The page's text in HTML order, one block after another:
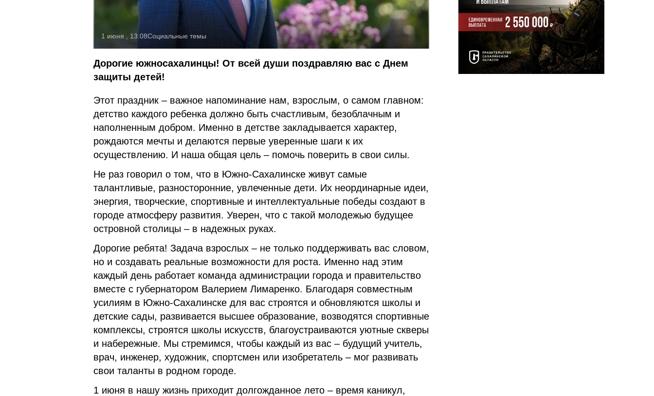
1 июня , 13:08Социальные темы
Дорогие южносахалинцы! От всей души поздравляю вас с Днем
защиты детей!
Этот праздник – важное напоминание нам, взрослым, о самом главном:
детство каждого ребенка должно быть счастливым, безоблачным и
наполненным добром. Именно в детстве закладывается характер,
рождаются мечты и делаются первые уверенные шаги к их
осуществлению. И наша общая цель –помочь поверить в свои силы.
Не раз говорил о том, что в Южно-Сахалинске живут самые
талантливые, разносторонние, увлеченные дети. Их неординарные идеи,
энергия, творческие, спортивные и интеллектуальные победы создают в
городе атмосферу развития. Уверен, что с такой молодежью будущее
островной столицы – в надежных руках.
Дорогие ребята! Задача взрослых – не только поддерживать вас словом,
но и создавать реальные возможности для роста. Именно над этим
каждый день работает команда администрации города и правительство
вместе с губернатором Валерием Лимаренко. Благодаря совместным
усилиям в Южно-Сахалинске для вас строятся и обновляются школы и
детские сады, развивается высшее образование, возводятся спортивные
комплексы, строятся школы искусств, благоустраиваются уютные скверы
и набережные. Мы стремимся, чтобы каждый из вас – будущий учитель,
врач, инженер, художник, спортсмен или изобретатель – мог развивать
свои таланты в родном городе.
1 июня в нашу жизнь приходит долгожданное лето – время каникул,